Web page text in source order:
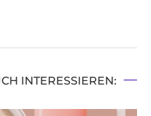
INTERESSIEREN: